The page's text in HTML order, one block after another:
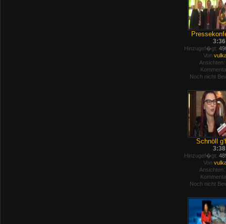
3:36
Hinzugef�gt:
Von
Ansichten:
Noch nicht
Schnöll
3:38
Hinzugef�gt:
Von
Ansichten:
Noch nicht